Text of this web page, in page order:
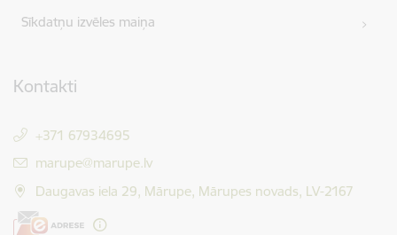
Sīkdatņu izvēles maiņa
Kontakti
+371 67934695
E-pasts:
marupe@marupe.lv
Daugavas iela 29, Mārupe, Mārupes novads, LV-2167